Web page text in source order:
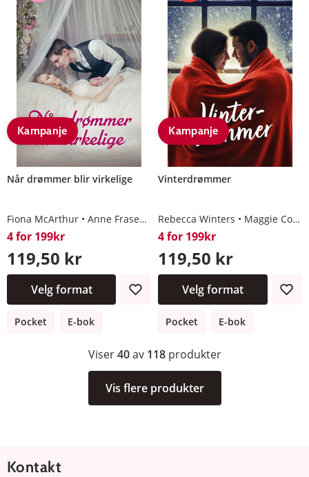
Kampanje
Når drømmer blir virkelige
Fiona McArthur Anne Fraser Nicola Marsh Kat Cantrell
4 for 199kr
119,50 kr
Velg format
Pocket E-bok
Kampanje
Vinterdrømmer
Rebecca Winters Maggie Cox
4 for 199kr
119,50 kr
Velg format
Pocket E-bok
Viser40av 118produkter
Vis flere produkter
Kontakt